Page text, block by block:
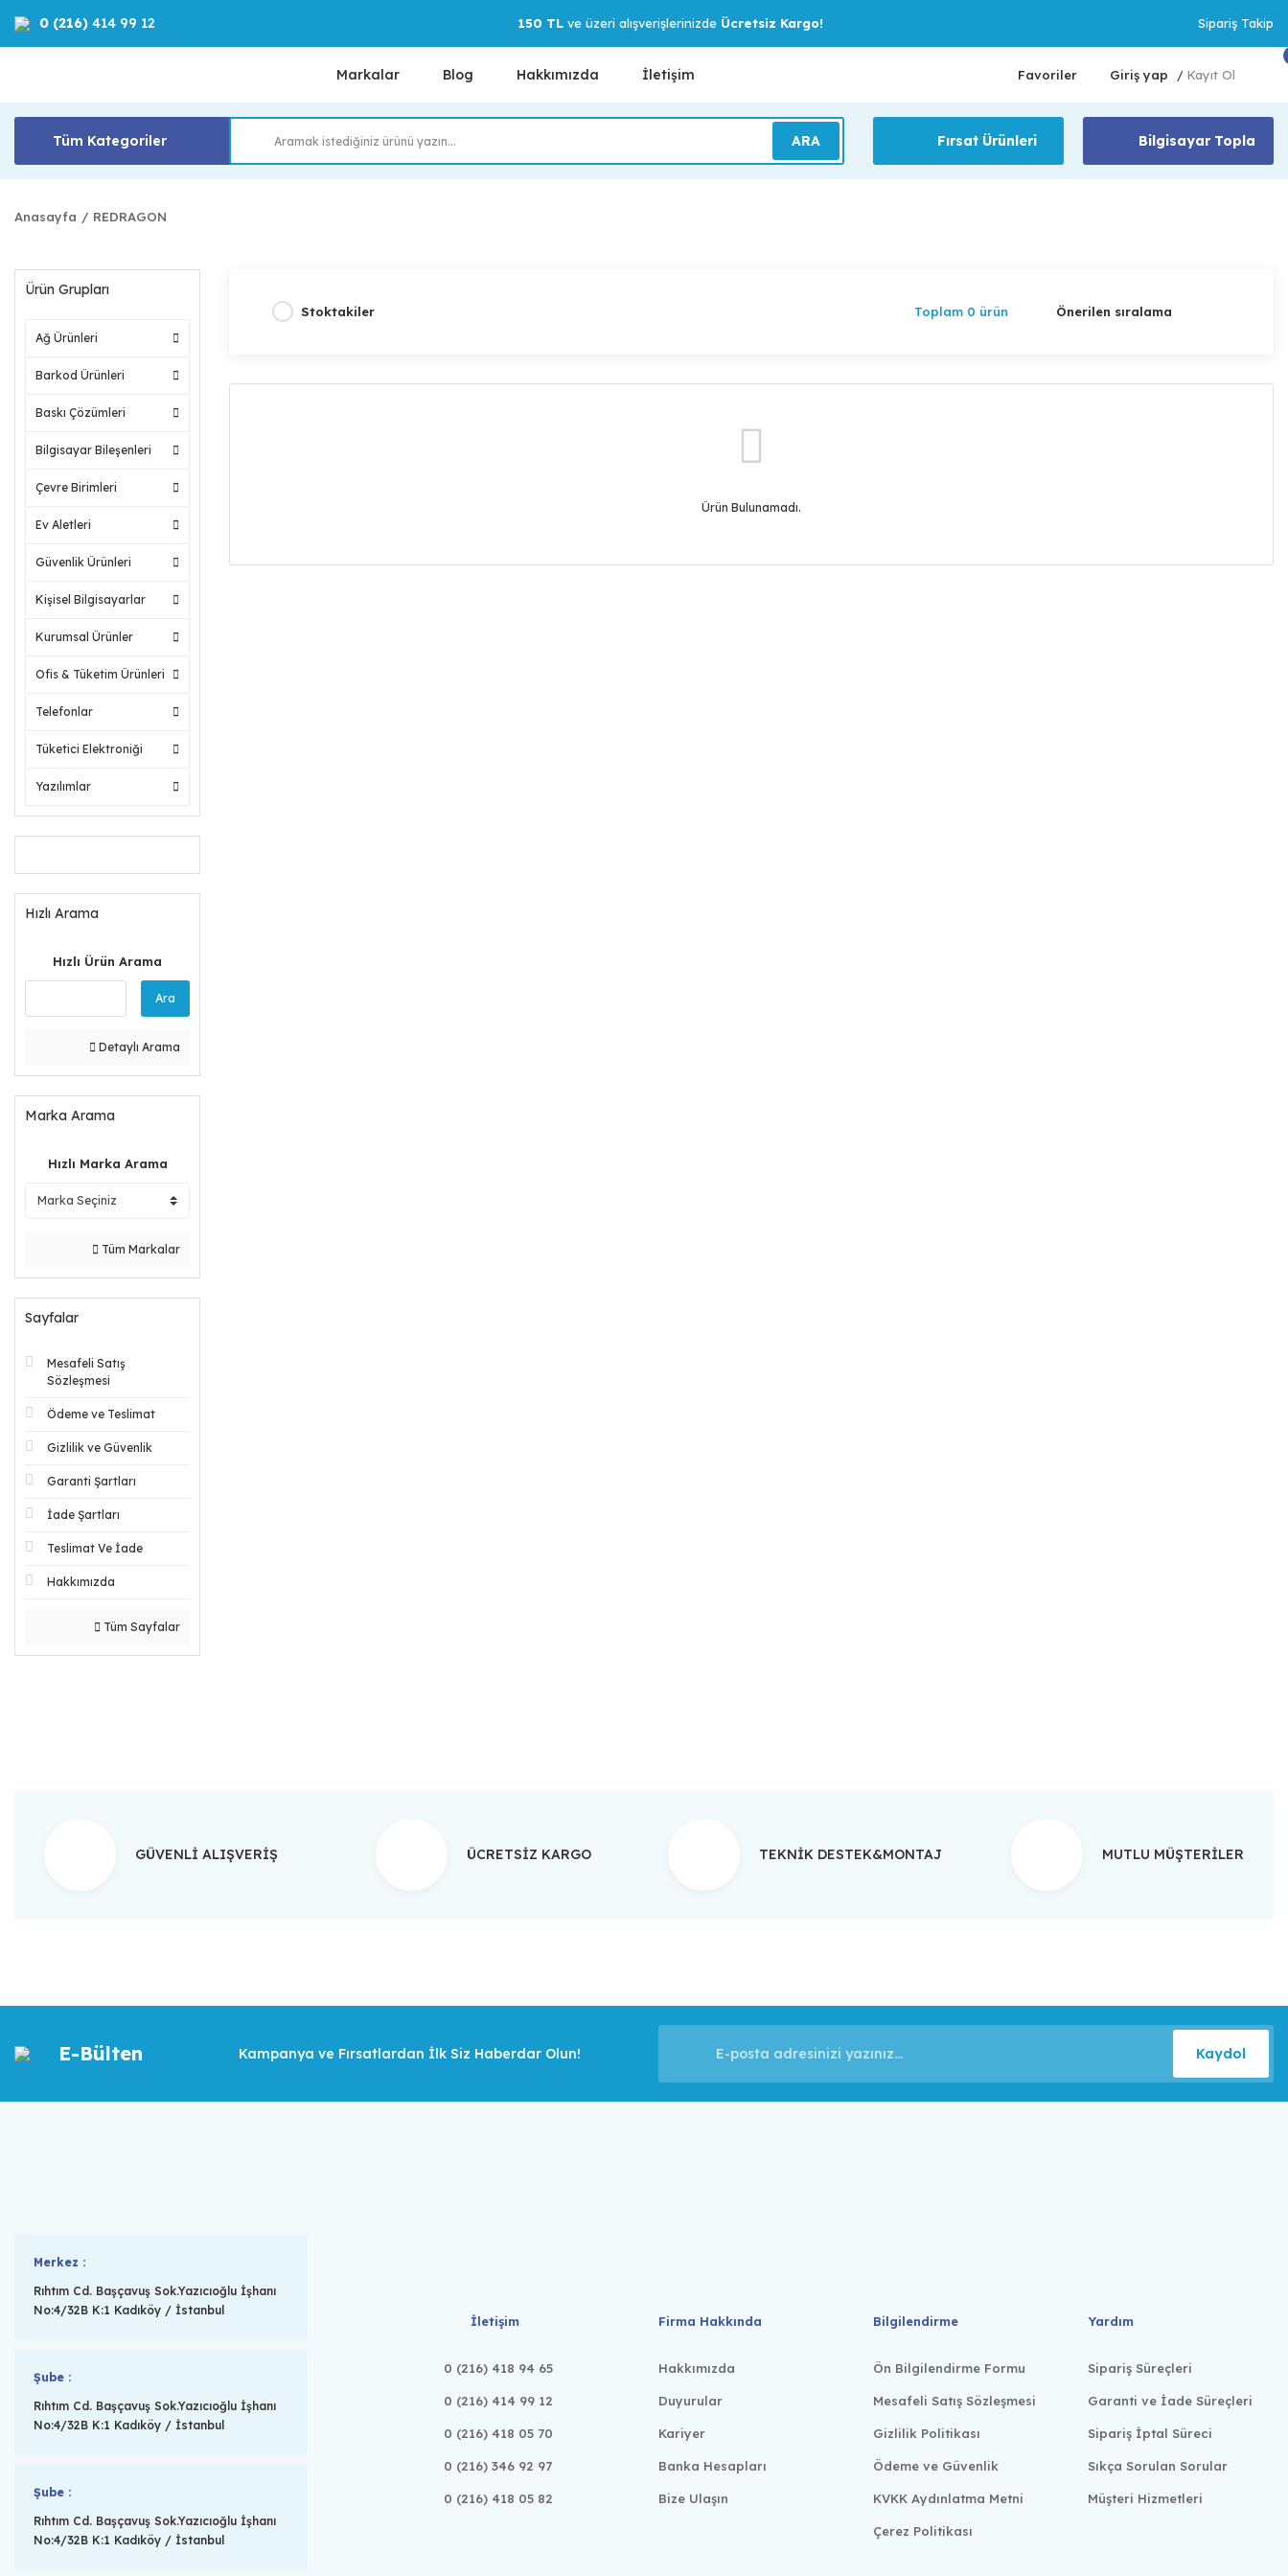
0 (216) 414 99 12 150 TLve üzeri alışverişlerinizde Ücretsiz Kargo! Sipariş Takip
Markalar Blog Hakkımızda İletişim Favoriler Giriş yap / Kayıt Ol
Tüm Kategoriler ARA Fırsat Ürünleri Bilgisayar Topla
Anasayfa REDRAGON
Ürün Grupları
Ağ Ürünleri
Barkod Ürünleri
Baskı Çözümleri
Bilgisayar Bileşenleri
Çevre Birimleri
Ev Aletleri
Güvenlik Ürünleri
Kişisel Bilgisayarlar
Kurumsal Ürünler
Ofis & Tüketim Ürünleri
Telefonlar
Tüketici Elektroniği
Yazılımlar
Hızlı Arama
Hızlı Ürün Arama
Ara
Detaylı Arama
Marka Arama
Hızlı Marka Arama
Tüm Markalar
Sayfalar
Mesafeli Satış
Sözleşmesi
Ödeme ve Teslimat
Gizlilik ve Güvenlik
Garanti Şartları
İade Şartları
Teslimat Ve İade
Hakkımızda
Tüm Sayfalar
Stoktakiler Toplam 0 ürün
Ürün Bulunamadı.
GÜVENLİ ALIŞVERİŞ ÜCRETSİZ KARGO TEKNİK DESTEK&MONTAJ MUTLU MÜŞTERİLER
E-Bülten Kampanya ve Fırsatlardan İlk Siz Haberdar Olun! Kaydol
Merkez :
Rıhtım Cd. Başçavuş Sok.Yazıcıoğlu İşhanı
No:4/32B K:1 Kadıköy / İstanbul
Şube :
Rıhtım Cd. Başçavuş Sok.Yazıcıoğlu İşhanı
No:4/32B K:1 Kadıköy / İstanbul
Şube :
Rıhtım Cd. Başçavuş Sok.Yazıcıoğlu İşhanı
No:4/32B K:1 Kadıköy / İstanbul
İletişim
0 (216) 418 94 65
0 (216) 414 99 12
0 (216) 418 05 70
0 (216) 346 92 97
0 (216) 418 05 82
Firma Hakkında
Hakkımızda
Duyurular
Kariyer
Banka Hesapları
Bize Ulaşın
Bilgilendirme
Ön Bilgilendirme Formu
Mesafeli Satış Sözleşmesi
Gizlilik Politikası
Ödeme ve Güvenlik
KVKK Aydınlatma Metni
Çerez Politikası
Yardım
Sipariş Süreçleri
Garanti ve İade Süreçleri
Sipariş İptal Süreci
Sıkça Sorulan Sorular
Müşteri Hizmetleri